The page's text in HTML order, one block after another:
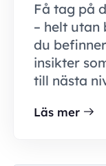
Få tag på
– helt utan
du
insikter
till nästa
Läs mer